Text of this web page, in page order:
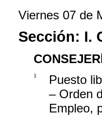
Viernes 07 de
Sección: I.
1
Puesto
– Orden
Empleo,